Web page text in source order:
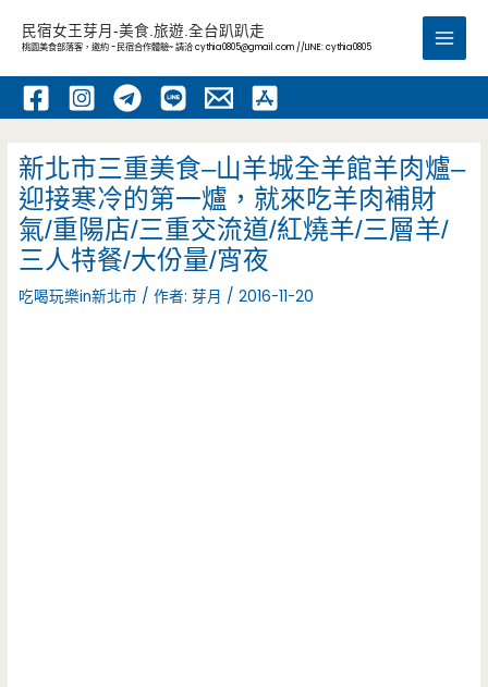
內
民宿女王芽月-美食.旅遊.全台趴趴走
桃園美食部落客，邀約 -民宿合作體驗~ 請洽cythia0805@gmail.com //LINE: cythia0805
Main
新北市三重美食–山羊城全羊館羊肉爐–
迎接寒冷的第一爐，就來吃羊肉補財
氣/重陽店/三重交流道/紅燒羊/三層羊/
三人特餐/大份量/宵夜
吃喝玩樂in新北市 / 作者:芽月 /2016-11-20